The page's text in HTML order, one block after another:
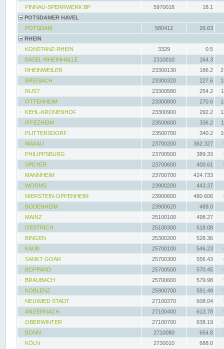
PINNAU-SPERRWERK BP
5970018
18.1
POTSDAMER HAVEL
POTSDAM
580412 26.63
RHEIN
KONSTANZ-RHEIN
3329
0.5
BASEL-RHEINHALLE
2310010
164.3
RHEINWEILER
23300130 186.2
BREISACH
23300320 227.6
RUST
23300580 254.2
OTTENHEIM
23300800 270.6
KEHL-KRONENHOF
23300900 292.2
IFFEZHEIM
23500600 336.2
PLITTERSDORF
23500700 340.2
MAXAU
23700200 362.327
PHILIPPSBURG
23700500 389.33
SPEYER
23700600 400.61
MANNHEIM
23700700
424.733
WORMS
23900200
443.37
NIERSTEIN-OPPENHEIM
23900600 480.606
BODENHEIM
23900620 489.0
MAINZ
25100100 498.27
OESTRICH
25100300 518.08
BINGEN
25300200 528.36
KAUB
25700100 546.23
SANKT GOAR
25700300 556.43
BOPPARD
25700500 570.45
BRAUBACH
25700600 579.98
KOBLENZ
25900700 591.49
NEUWIED STADT
27100370 608.04
ANDERNACH
27100400 613.78
OBERWINTER
27100700 638.19
BONN
2710080 654.8
KÖLN
2730010 688.0